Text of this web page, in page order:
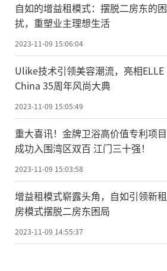
自如的增益租模式：摆脱二房东的困
扰，重塑业主理想生活
2023-11-09 15:06:04
Ulike技术引领美容潮流，亮相ELLE
China 35周年风尚大典
2023-11-09 15:05:49
重大喜讯！金牌卫浴高价值专利项目
成功入围湾区双百 江门三十强！
2023-11-09 15:03:58
增益租模式崭露头角，自如引领新租
房模式摆脱二房东困局
2023-11-09 14:55:37